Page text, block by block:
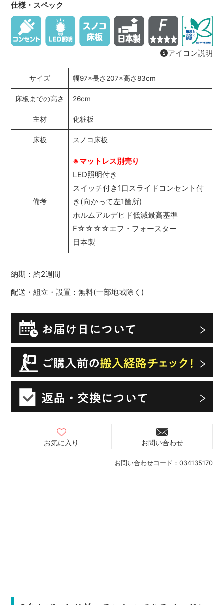
お問い合わせコード： 034135170
納期：約2週間
配送・組立・設置：無料(一部地域除く)
お気に入り お問い合わせ
仕様・スペック
アイコン説明
サイズ 幅97×長さ207×高さ83cm
床板までの高さ 26cm
主材 化粧板
床板 スノコ床板
備考
※マットレス別売り
LED照明付き
スイッチ付き1口スライドコンセント付
き(向かって左1箇所)
ホルムアルデヒド低減最高基準
F☆☆☆☆エフ・フォースター
日本製